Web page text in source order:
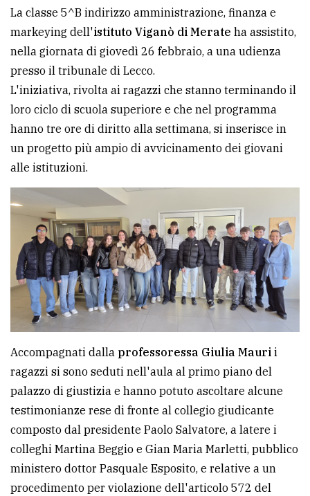
la
tua
pubblicità
CERCA
Cerca
per
comune
Ricerca
avanzata
LE
ALTRE
TESTATE
PRIVACY
Privacy
policy
Cookie
policy
La classe 5^B indirizzo amministrazione, finanza e
markeying dell'istituto Viganò di Merate ha assistito,
nella giornata di giovedì 26 febbraio, a una udienza
presso il tribunale di Lecco.
L'iniziativa, rivolta ai ragazzi che stanno terminando il
loro ciclo di scuola superiore e che nel programma
hanno tre ore di diritto alla settimana, si inserisce in
un progetto più ampio di avvicinamento dei giovani
alle istituzioni.
Accompagnati dalla professoressa Giulia Mauri i
ragazzi si sono seduti nell'aula al primo piano del
palazzo di giustizia e hanno potuto ascoltare alcune
testimonianze rese di fronte al collegio giudicante
composto dal presidente Paolo Salvatore, a latere i
colleghi Martina Beggio e Gian Maria Marletti, pubblico
ministero dottor Pasquale Esposito, e relative a un
procedimento per violazione dell'articolo 572 del